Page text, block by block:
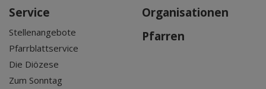
Service
Stellenangebote
Pfarrblattservice
Die Diözese
Zum Sonntag
Organisationen
Pfarren